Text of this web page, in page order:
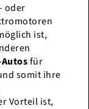
oder
ist,
Autosfür
somit ihre
Vorteil ist,